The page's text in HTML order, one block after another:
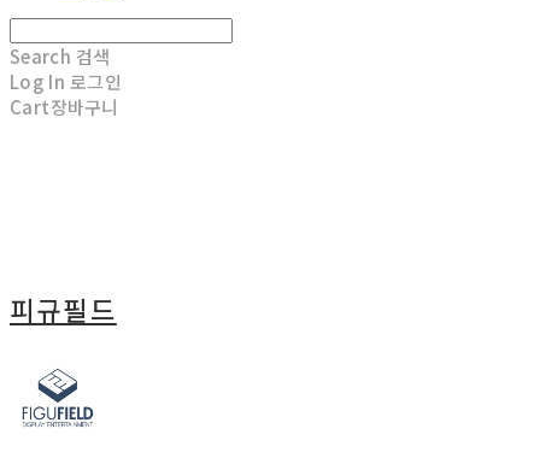
Search 검색
Log In 로그인
Cart장바구니
피규필드